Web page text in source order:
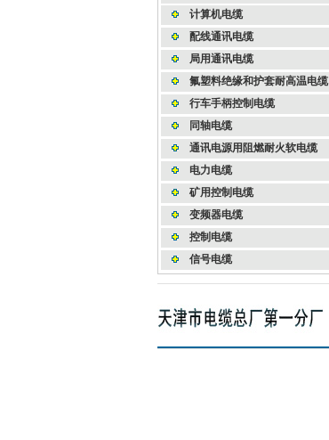
计算机电缆
配线通讯电缆
局用通讯电缆
氟塑料绝缘和护套耐高温电缆
行车手柄控制电缆
同轴电缆
通讯电源用阻燃耐火软电缆
电力电缆
矿用控制电缆
变频器电缆
控制电缆
信号电缆